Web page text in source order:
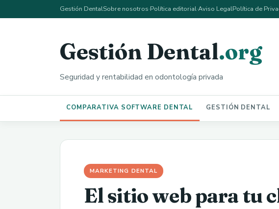
Gestión DentalSobre nosotros·Política editorial·Aviso LegalPolítica de
Gestión Dental.org
Seguridad y rentabilidad en odontología privada
COMPARATIVA SOFTWARE DENTAL GESTIÓN DENTAL
MARKETING DENTAL
El sitio web para tu